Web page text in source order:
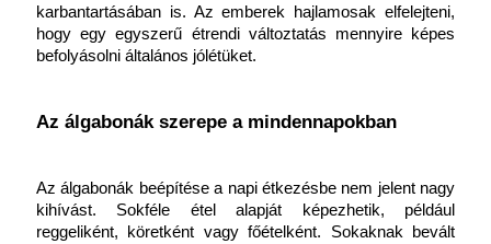
karbantartásában is. Az emberek hajlamosak elfelejteni,
hogy egy egyszerű étrendi változtatás mennyire képes
befolyásolni általános jólétüket.
Az álgabonák szerepe a mindennapokban
Az álgabonák beépítése a napi étkezésbe nem jelent nagy
kihívást. Sokféle étel alapját képezhetik, például
reggeliként, köretként vagy főételként. Sokaknak bevált